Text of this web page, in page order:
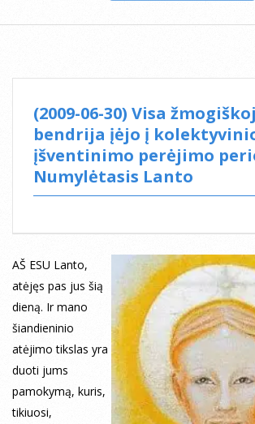
(2009-06-30) Visa
bendrija įėjo į
įšventinimo perėjimo
Numylėtasis Lanto
AŠ ESU Lanto,
atėjęs pas jus šią
dieną. Ir mano
šiandieninio
atėjimo tikslas yra
duoti jums
pamokymą, kuris,
tikiuosi,